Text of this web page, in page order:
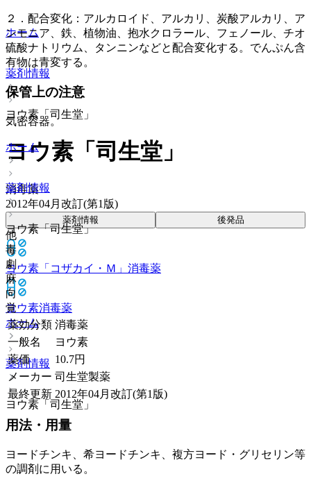
２．配合変化：アルカロイド、アルカリ、炭酸アルカリ、ア
ンモニア、鉄、植物油、抱水クロラール、フェノール、チオ
硫酸ナトリウム、タンニンなどと配合変化する。でんぷん含
有物は青変する。
保管上の注意
気密容器。
ホーム
薬剤情報
ヨウ素「司生堂」
ヨウ素「コザカイ・Ｍ」 消毒薬
ヨウ素消毒薬
ホーム
薬剤情報
ヨウ素「司生堂」
ホーム
薬剤情報
ヨウ素「司生堂」
ヨウ素「司生堂」
消毒薬
2012年04月改訂(第1版)
薬剤情報 後発品
他
毒
劇
麻
向
覚
薬効分類 消毒薬
一般名
ヨウ素
薬価
10.7円
メーカー 司生堂製薬
最終更新 2012年04月改訂(第1版)
用法・用量
ヨードチンキ、希ヨードチンキ、複方ヨード・グリセリン等
の調剤に用いる。